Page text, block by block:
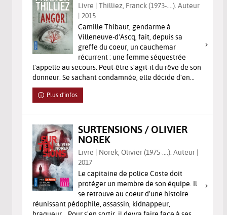
Livre | Thilliez, Franck (1973-....). Auteur
| 2015
Camille Thibaut, gendarme à
Villeneuve-d'Ascq, fait, depuis sa
greffe du coeur, un cauchemar
récurrent : une femme séquestrée
l'appelle au secours. Peut-être s'agit-il du rêve de son
donneur. Se sachant condamnée, elle décide d'en...
Plus d'infos
SURTENSIONS / OLIVIER
NOREK
Livre | Norek, Olivier (1975-....). Auteur |
2017
Le capitaine de police Coste doit
protéger un membre de son équipe. Il
se retrouve au coeur d'une histoire
réunissant pédophile, assassin, kidnappeur,